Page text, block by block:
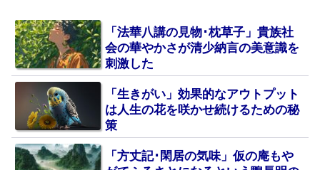
「法華八講の見物･枕草子」貴族社
会の華やかさが清少納言の美意識を
刺激した
「生きがい」効果的なアウトプット
は人生の花を咲かせ続けるための秘
策
「方丈記･閑居の気味」仮の庵もや